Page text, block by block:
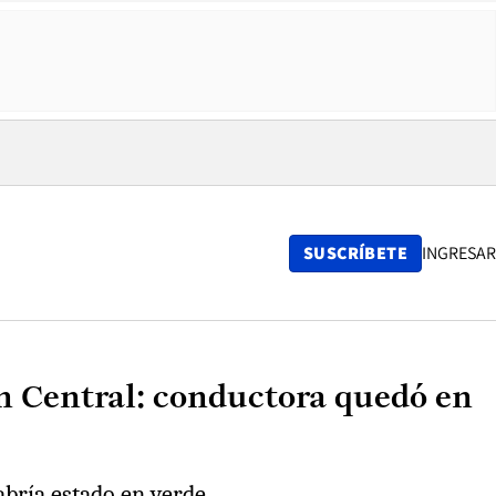
SUSCRÍBETE INGRESAR
Central: conductora quedó en